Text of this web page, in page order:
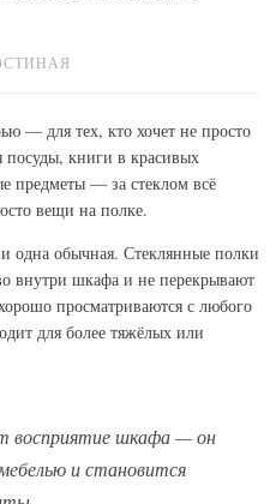
— для тех, кто хочет не просто
посуды, книги в красивых
предметы — за стеклом всё
вещи на полке.
одна обычная. Стеклянные полки
внутри шкафа и не перекрывают
просматриваются с любого
для более тяжёлых или
восприятие шкафа — он
и становится